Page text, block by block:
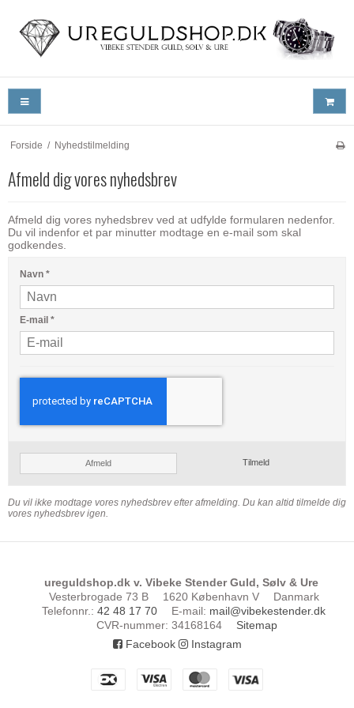
Forside / Nyhedstilmelding
Afmeld dig vores nyhedsbrev
Afmeld dig vores nyhedsbrev ved at udfylde formularen nedenfor.
Du vil indenfor et par minutter modtage en e-mail som skal
godkendes.
Navn *
E-mail *
Afmeld Tilmeld
Du vil ikke modtage vores nyhedsbrev efter afmelding. Du kan altid tilmelde dig
vores nyhedsbrev igen.
ureguldshop.dk v. Vibeke Stender Guld, Sølv & Ure
Vesterbrogade 73 B
1620 København V
Danmark
Telefonnr. : 42 48 17 70 E-mail: mail@vibekestender.dk
CVR-nummer: 34168164
Sitemap
Facebook
Instagram